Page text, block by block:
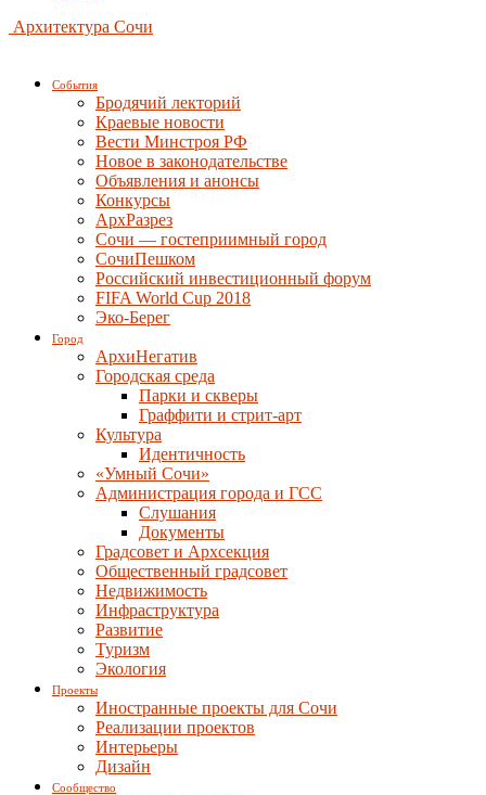
Архитектура Сочи
События
Бродячий лекторий
Краевые новости
Вести Минстроя РФ
Новое в законодательстве
Объявления и анонсы
Конкурсы
АрхРазрез
Сочи — гостеприимный город
СочиПешком
Российский инвестиционный форум
FIFA World Cup 2018
Эко-Берег
Город
АрхиНегатив
Городская среда
Парки и скверы
Граффити и стрит-арт
Культура
Идентичность
«Умный Сочи»
Администрация города и ГСС
Слушания
Документы
Градсовет и Архсекция
Общественный градсовет
Недвижимость
Инфраструктура
Развитие
Туризм
Экология
Проекты
Иностранные проекты для Сочи
Реализации проектов
Интерьеры
Дизайн
Сообщество